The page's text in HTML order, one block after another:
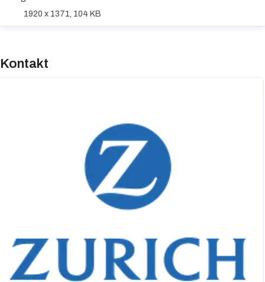
1920 x 1371, 104 KB
Kontakt